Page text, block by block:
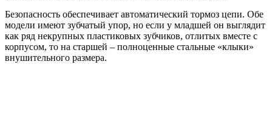
Безопасность обеспечивает автоматический тормоз цепи. Обе
модели имеют зубчатый упор, но если у младшей он выглядит
как ряд некрупных пластиковых зубчиков, отлитых вместе с
корпусом, то на старшей – полноценные стальные «клыки»
внушительного размера.